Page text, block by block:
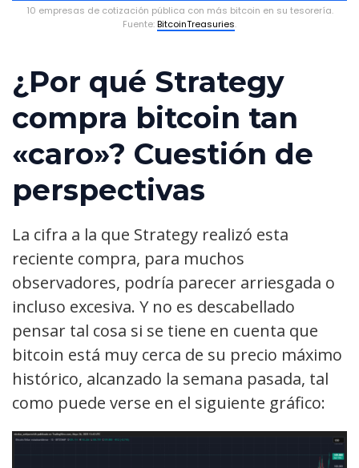
10 empresas de cotización pública con más bitcoin en su tesorería.
Fuente:BitcoinTreasuries.
¿Por qué Strategy
compra bitcoin tan
«caro»? Cuestión de
perspectivas
La cifra a la que Strategy realizó esta
reciente compra, para muchos
observadores, podría parecer arriesgada o
incluso excesiva. Y no es descabellado
pensar tal cosa si se tiene en cuenta que
bitcoin está muy cerca de su precio máximo
histórico, alcanzado la semana pasada, tal
como puede verse en el siguiente gráfico: